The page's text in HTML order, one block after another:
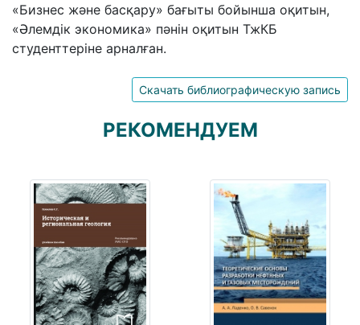
«Бизнес және басқару» бағыты бойынша оқитын,
«Әлемдік экономика» пәнін оқитын ТжКБ
студенттеріне арналған.
Скачать библиографическую запись
РЕКОМЕНДУЕМ